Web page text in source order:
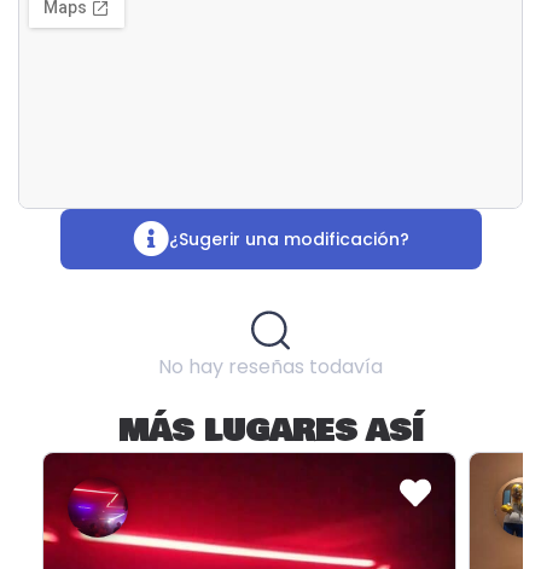
¿Sugerir una modificación?
No hay reseñas todavía
MÁS LUGARES ASÍ